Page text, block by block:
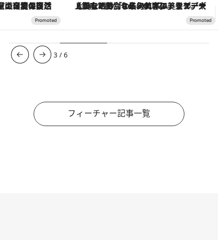
【銀座で出合う最旬美容】美髪ケアや上質な眠り…セルフケアのアップデートから、特別な名入れギフトまで。大人のための「ReFa GINZA」クルーズ ヴァシュロン・コンスタンタ
3 /6
フィーチャー記事一覧